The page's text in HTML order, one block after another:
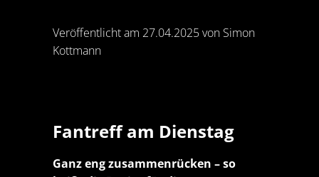
Veröffentlicht am 27.04.2025 von Simon
Kottmann
Fantreff am Dienstag
Ganz eng zusammenrücken – so